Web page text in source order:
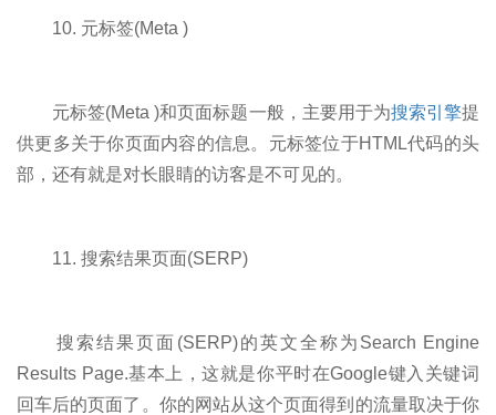
10. 元标签(Meta )
元标签(Meta )和页面标题一般，主要用于为搜索引擎提
供更多关于你页面内容的信息。元标签位于HTML代码的头
部，还有就是对长眼睛的访客是不可见的。
11. 搜索结果页面(SERP)
搜索结果页面(SERP)的英文全称为Search Engine
Results Page.基本上，这就是你平时在Google键入关键词
回车后的页面了。你的网站从这个页面得到的流量取决于你